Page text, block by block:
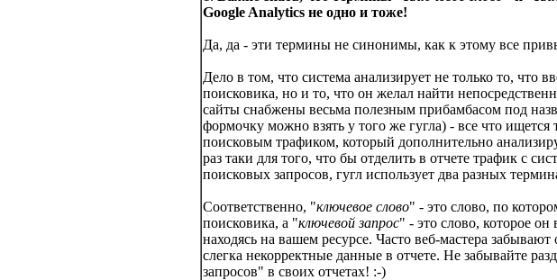
Google Analytics не одно и тоже!
Да, да - эти термины не синонимы, как к этому все
Дело в том, что система анализирует не только то, что
поисковика, но и то, что он желал найти
сайты снабжены весьма полезным прибамбасом под
формочку можно взять у того же гугла) - все что
поисковым трафиком, который дополнительно
раз таки для того, что бы отделить в отчете трафик с
поисковых запросов, гугл использует два разных
Соответственно, "ключевое слово" - это слово, по
поисковика, а "ключевой запрос" - это слово, которое
находясь на вашем ресурсе. Часто веб-мастера
слегка некорректные данные в отчете. Не забывайте
запросов" в своих отчетах! :-)